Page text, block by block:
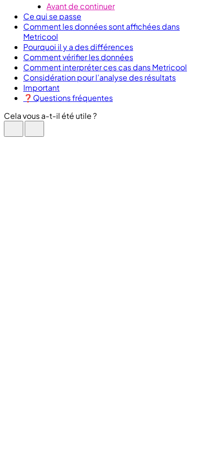
Avant de continuer
Ce qui se passe
Comment les données sont affichées dans
Metricool
Pourquoi il y a des différences
Comment vérifier les données
Comment interpréter ces cas dans Metricool
Considération pour l’analyse des résultats
Important
❓Questions fréquentes
Cela vous a-t-il été utile ?